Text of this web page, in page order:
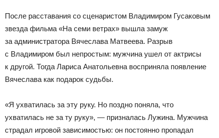
После расставания со сценаристом Владимиром Гусаковым
звезда фильма «На семи ветрах» вышла замуж
за администратора Вячеслава Матвеева. Разрыв
с Владимиром был непростым: мужчина ушел от актрисы
к другой. Тогда Лариса Анатольевна восприняла появление
Вячеслава как подарок судьбы.
«Я ухватилась за эту руку. Но поздно поняла, что
ухватилась не за ту руку», — призналась Лужина. Мужчина
страдал игровой зависимостью: он постоянно пропадал